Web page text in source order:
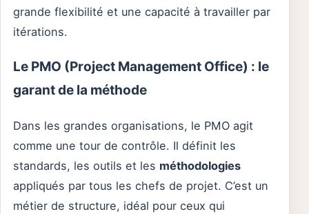
grande flexibilité et une capacité à travailler par
itérations.
Le PMO (Project Management Office) : le
garant de la méthode
Dans les grandes organisations, le PMO agit
comme une tour de contrôle. Il définit les
standards, les outils et les méthodologies
appliqués par tous les chefs de projet. C’est un
métier de structure, idéal pour ceux qui